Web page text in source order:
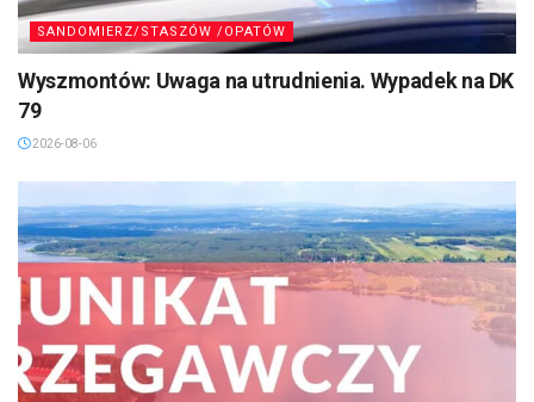
SANDOMIERZ/STASZÓW /OPATÓW
Wyszmontów: Uwaga na utrudnienia. Wypadek na DK
79
2026-08-06